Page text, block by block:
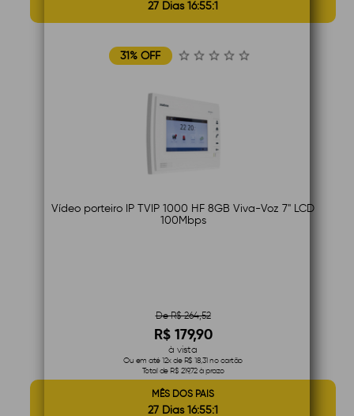
27 Dias 16:55:1
31% OFF
Vídeo porteiro IP TVIP 1000 HF 8GB Viva-Voz 7" LCD
100Mbps
De R$ 264,52
R$ 179,90
à vista
Ou em até 12x de R$ 18,31 no cartão
Total de R$ 219,72 à prazo
MÊS DOS PAIS
27 Dias 16:55:1